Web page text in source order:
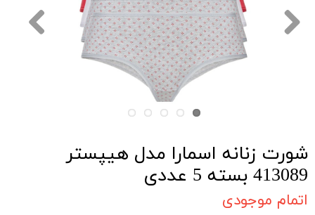
شورت زنانه اسمارا مدل هیپستر
413089 بسته 5 عددی
اتمام موجودی